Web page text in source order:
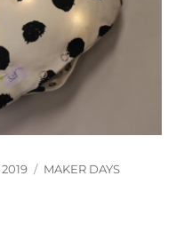
Kategorien
MAKER DAYS